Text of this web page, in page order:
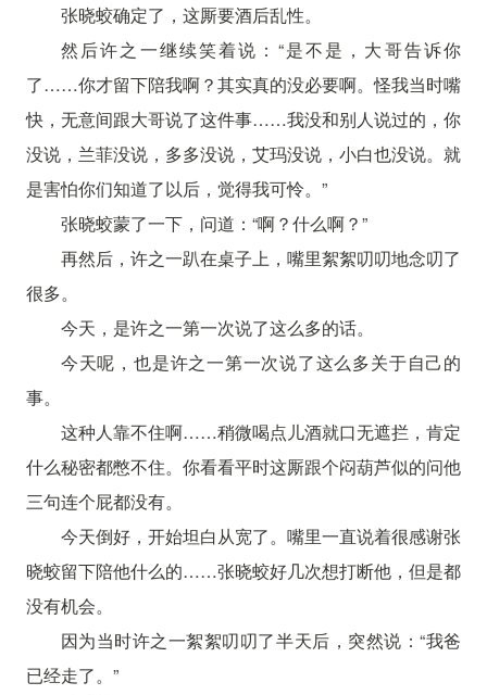
张晓蛟确定了，这厮要酒后乱性。
然后许之一继续笑着说：“是不是，大哥告诉你
了……你才留下陪我啊？其实真的没必要啊。怪我当时嘴
快，无意间跟大哥说了这件事……我没和别人说过的，你
没说，兰菲没说，多多没说，艾玛没说，小白也没说。就
是害怕你们知道了以后，觉得我可怜。”
张晓蛟蒙了一下，问道：“啊？什么啊？”
再然后，许之一趴在桌子上，嘴里絮絮叨叨地念叨了
很多。
今天，是许之一第一次说了这么多的话。
今天呢，也是许之一第一次说了这么多关于自己的
事。
这种人靠不住啊……稍微喝点儿酒就口无遮拦，肯定
什么秘密都憋不住。你看看平时这厮跟个闷葫芦似的问他
三句连个屁都没有。
今天倒好，开始坦白从宽了。嘴里一直说着很感谢张
晓蛟留下陪他什么的……张晓蛟好几次想打断他，但是都
没有机会。
因为当时许之一絮絮叨叨了半天后，突然说：“我爸
已经走了。”